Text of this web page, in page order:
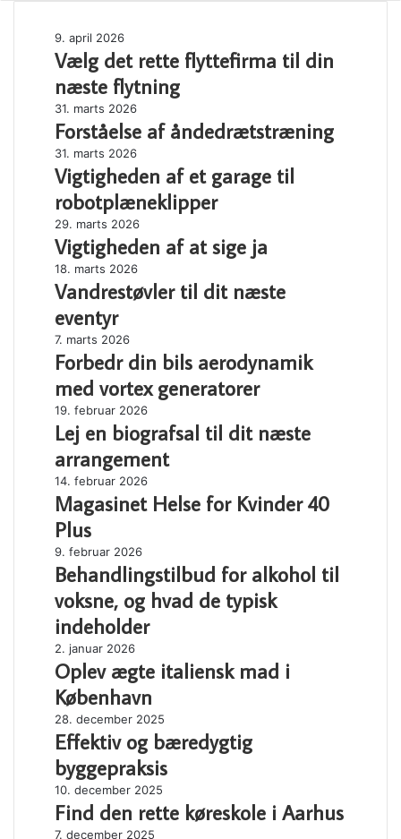
Vælg
det
flyttefirma
til
din
næste
flytning
9. april 2026
Vælg det rette flyttefirma til din
næste flytning
Forståelse
af
31. marts 2026
Forståelse af åndedrætstræning
Vigtigheden
af
garage
til
robotplæneklipper
31. marts 2026
Vigtigheden af et garage til
robotplæneklipper
Vigtigheden
af
ja
29. marts 2026
Vigtigheden af at sige ja
Vandrestøvler
til
næste
eventyr
18. marts 2026
Vandrestøvler til dit næste
eventyr
Forbedr
din
aerodynamik
med
vortex
7. marts 2026
Forbedr din bils aerodynamik
med vortex generatorer
Lej
en
biografsal
til
dit
næste
arrangement
19. februar 2026
Lej en biografsal til dit næste
arrangement
Magasinet
Helse
Kvinder
40
Plus
14. februar 2026
Magasinet Helse for Kvinder 40
Plus
Behandlingstilbud
for
til
voksne,
og
hvad
de
typisk
indeholder
9. februar 2026
Behandlingstilbud for alkohol til
voksne, og hvad de typisk
indeholder
Oplev
ægte
italiensk
mad
i
København
2. januar 2026
Oplev ægte italiensk mad i
København
Effektiv
og
byggepraksis
28. december 2025
Effektiv og bæredygtig
byggepraksis
Find
den
10. december 2025
Find den rette køreskole i Aarhus
Optimer
7. december 2025